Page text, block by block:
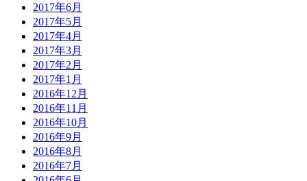
2017年6月
2017年5月
2017年4月
2017年3月
2017年2月
2017年1月
2016年12月
2016年11月
2016年10月
2016年9月
2016年8月
2016年7月